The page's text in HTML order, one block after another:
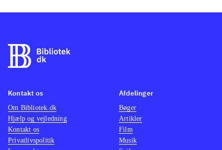
Kontakt os
Om Bibliotek.dk
Hjælp og vejledning
Kontakt os
Privatlivspolitik
Afdelinger
Bøger
Artikler
Film
Musik